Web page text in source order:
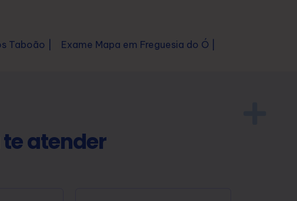
Taboão |
Exame Mapa em Freguesia do Ó |
atender